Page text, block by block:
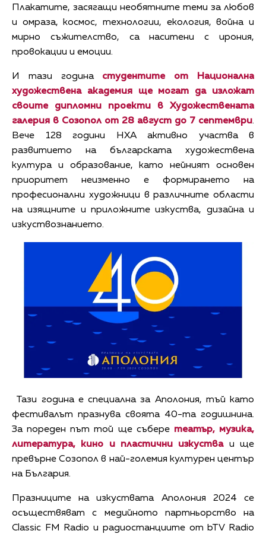
Плакатите, засягащи необятните теми за любов
и омраза, космос, технологии, екология, война и
мирно съжителство, са наситени с ирония,
провокации и емоции.
И тази година студентите от Национална
художествена академия ще могат да изложат
своите дипломни проекти в Художествената
галерия в Созопол от 28 август до 7 септември.
Вече 128 години НХА активно участва в
развитието на българската художествена
култура и образование, като нейният основен
приоритет неизменно е формирането на
професионални художници в различните области
на изящните и приложните изкуства, дизайна и
изкуствознанието.
Тази година е специална за Аполония, тъй като
фестивалът празнува своята 40-та годишнина.
За пореден път той ще събере театър, музика,
литература, кино и пластични изкустваи ще
превърне Созопол в най-големия културен център
на България.
Празниците на изкуствата Аполония 2024 се
осъществяват с медийното партньорство на
Classic FM Radio и радиостанциите от bTV Radio